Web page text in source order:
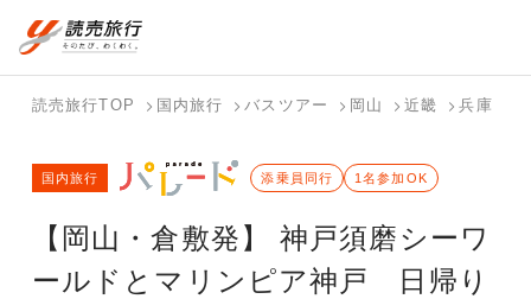
国内旅行トップ
バスツアー
を探す
個人旅行
（ブーケ）を探す
ら探す
テーマから写真から探
海外旅行トップ
海外特集か
ら探す
テーマから
探す
す
読売旅行TOP 国内旅行 バスツアー 岡山 近畿 兵庫
【岡山・倉敷発】 神戸須磨シーワ
ールドとマリンピア神戸 日帰り
国内旅行 添乗員同行 1名参加OK